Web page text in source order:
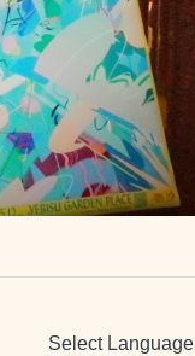
Select Language